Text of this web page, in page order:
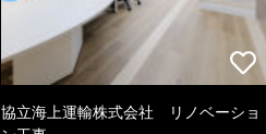
協立海上運輸株式会社 リノベーショ